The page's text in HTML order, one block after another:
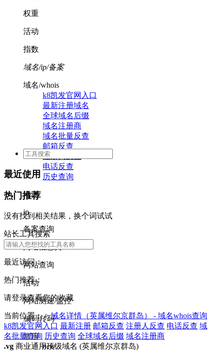
权重
活动
指数
域名/ip/备案
域名/whois
k8凯发官网入口
最新注册域名
全球域名后缀
域名注册商
域名批量反查
邮箱反查
注册人反查
电话反查
历史查询
活动
ip
备案查询
网站信息类
网站查询
活动
网站测速/监控
编码转码
常用
new
最近使用
热门推荐
没有找到相关结果，换个词试试
站长工具搜索
最近访问：
热门推荐：
请登录查看您的收藏
当前位置： >域名详情（英属维尔京群岛） - 域名whois查询
k8凯发官网入口 最新注册 邮箱反查 注册人反查 电话反查 域
名批量查询 历史查询 全球域名后缀 域名注册商
.vg 商业通用顶级域名 (英属维尔京群岛)